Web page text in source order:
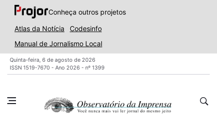
Conheça outros projetos
Atlas da Notícia
Codesinfo
Manual de Jornalismo Local
Quinta-feira, 6 de agosto de 2026
ISSN 1519-7670 - Ano 2026 - nº 1399